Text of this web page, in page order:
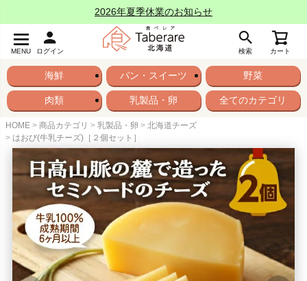
2026年夏季休業のお知らせ
MENU ログイン 検索 カート
海鮮 パン・スイーツ 野菜
肉類 乳製品・卵 全てのカテゴリ
HOME 商品カテゴリ 乳製品・卵
北海道チーズ
はおび(牛乳チーズ)［２個セット］